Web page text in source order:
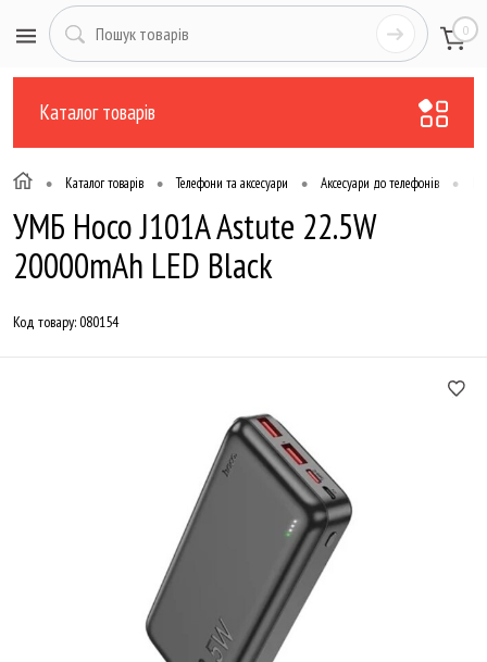
0
Каталог товарів
• Каталог товарів • Телефони та аксесуари • Аксесуари до телефонів •
УМБ Hoco J101A Astute 22.5W
20000mAh LED Black
Код товару:080154